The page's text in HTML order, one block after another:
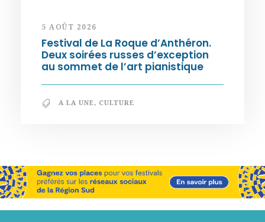
5 AOÛT 2026
Festival de La Roque d’Anthéron.
Deux soirées russes d’exception
au sommet de l’art pianistique
A LA UNE, CULTURE